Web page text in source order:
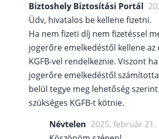
Biztoshely Biztosítási Portál
Üdv, hivatalos be kellene fizetni.
Ha nem fizeti díj nem fizetéssel
jogerőre emelkedéstől kellene az
KGFB-vel rendelkeznie. Viszont
jogerőre emelkedéstől
belül tegye meg lehetőség
szükséges KGFB-t kötnie.
Névtelen 2025. február 21.